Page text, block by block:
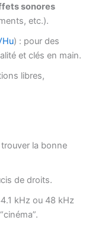
sonores
etc.).
) : pour des
et clés en main.
libres,
la bonne
de droits.
kHz ou 48 kHz